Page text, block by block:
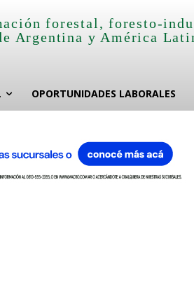
forestal, foresto-
Argentina y América
OPORTUNIDADES LABORALES